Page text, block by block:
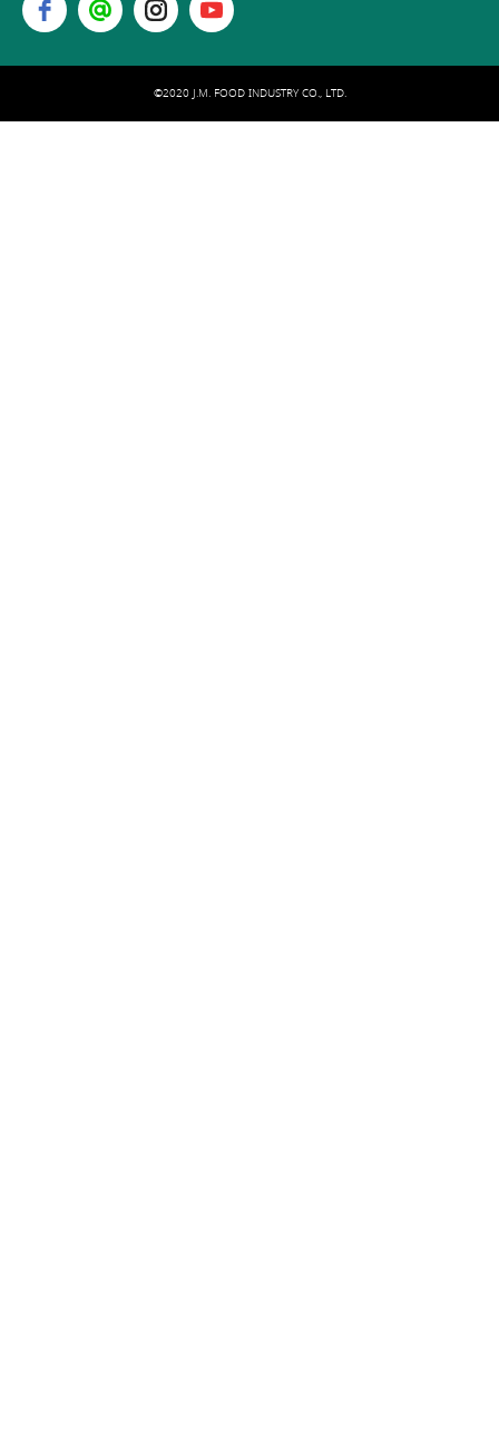
©2020 J.M. FOOD INDUSTRY CO., LTD.